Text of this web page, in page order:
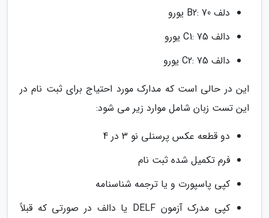
دلف B2: 70 یورو
دالف C1: 75 یورو
دالف C2: 75 یورو
این در حالی است که مدارک مورد احتیاج برای ثبت نام در
این تست زبان شامل موارد زیر می شود:
دو قطعه عکس پرسنلی نو 3 در 4
فرم تکمیل شده ثبت نام
کپی پاسپورت و یا ترجمه شناسنامه
کپی مدرک آزمون DELF یا دالف در صورتی که قبلاً